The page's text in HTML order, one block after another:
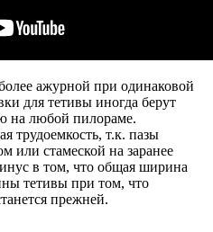
ажурной при одинаковой
для тетивы иногда берут
на любой пилораме.
трудоемкость, т.к. пазы
или стамеской на заранее
в том, что общая ширина
тетивы при том, что
прежней.